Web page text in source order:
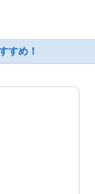
すめ！